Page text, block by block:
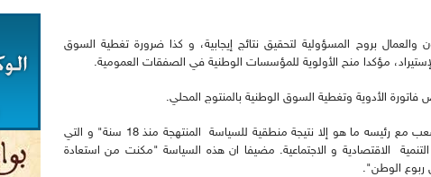
بروح المسؤولية لتحقيق نتائج إيجابية، و كذا ضرورة تغطية السوق
مؤكدا منح الأولوية للمؤسسات الوطنية في الصفقات العمومية.
الأدوية وتغطية السوق الوطنية بالمنتوج المحلي.
من جهة أخرى اكد الوزير الاول أن "تجاوب الشعب مع رئيسه ما هو إلا نتيجة منطقية للسياسة المنتهجة منذ 18 سنة" و التي
الاقتصادية و الاجتماعية. مضيفا ان هذه السياسة "مكنت من استعادة
ربوع الوطن".